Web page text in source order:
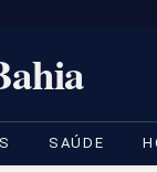
SAÚDE